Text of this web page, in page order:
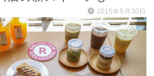
2015年5月30日